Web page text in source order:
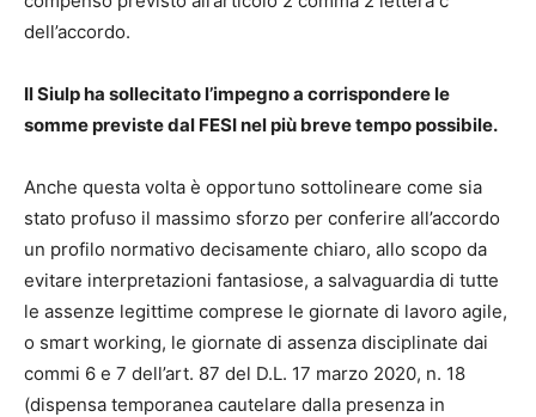
dell’accordo.
Il Siulp ha sollecitato l’impegno a corrispondere le
somme previste dal FESI nel più breve tempo possibile.
Anche questa volta è opportuno sottolineare come sia
stato profuso il massimo sforzo per conferire all’accordo
un profilo normativo decisamente chiaro, allo scopo da
evitare interpretazioni fantasiose, a salvaguardia di tutte
le assenze legittime comprese le giornate di lavoro agile,
o smart working, le giornate di assenza disciplinate dai
commi 6 e 7 dell’art. 87 del D.L. 17 marzo 2020, n. 18
(dispensa temporanea cautelare dalla presenza in